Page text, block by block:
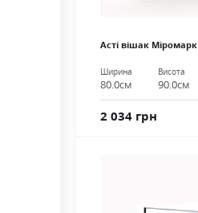
Асті вішак Міромарк
Ширина
80.0см
Висота
90.0см
2 034 грн